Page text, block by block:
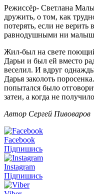
Режиссёр- Светлана
дружить, о том, как
потерять, если не верить
равнодушными ни
Жил-был на свете
Дарьи и был ей вместо
веселил. И вдруг
Дарья заколоть
попытался было
затеи, а когда не
Автор Сергей Пивоваров
Facebook
Підпишись
Instagram
Підпишись